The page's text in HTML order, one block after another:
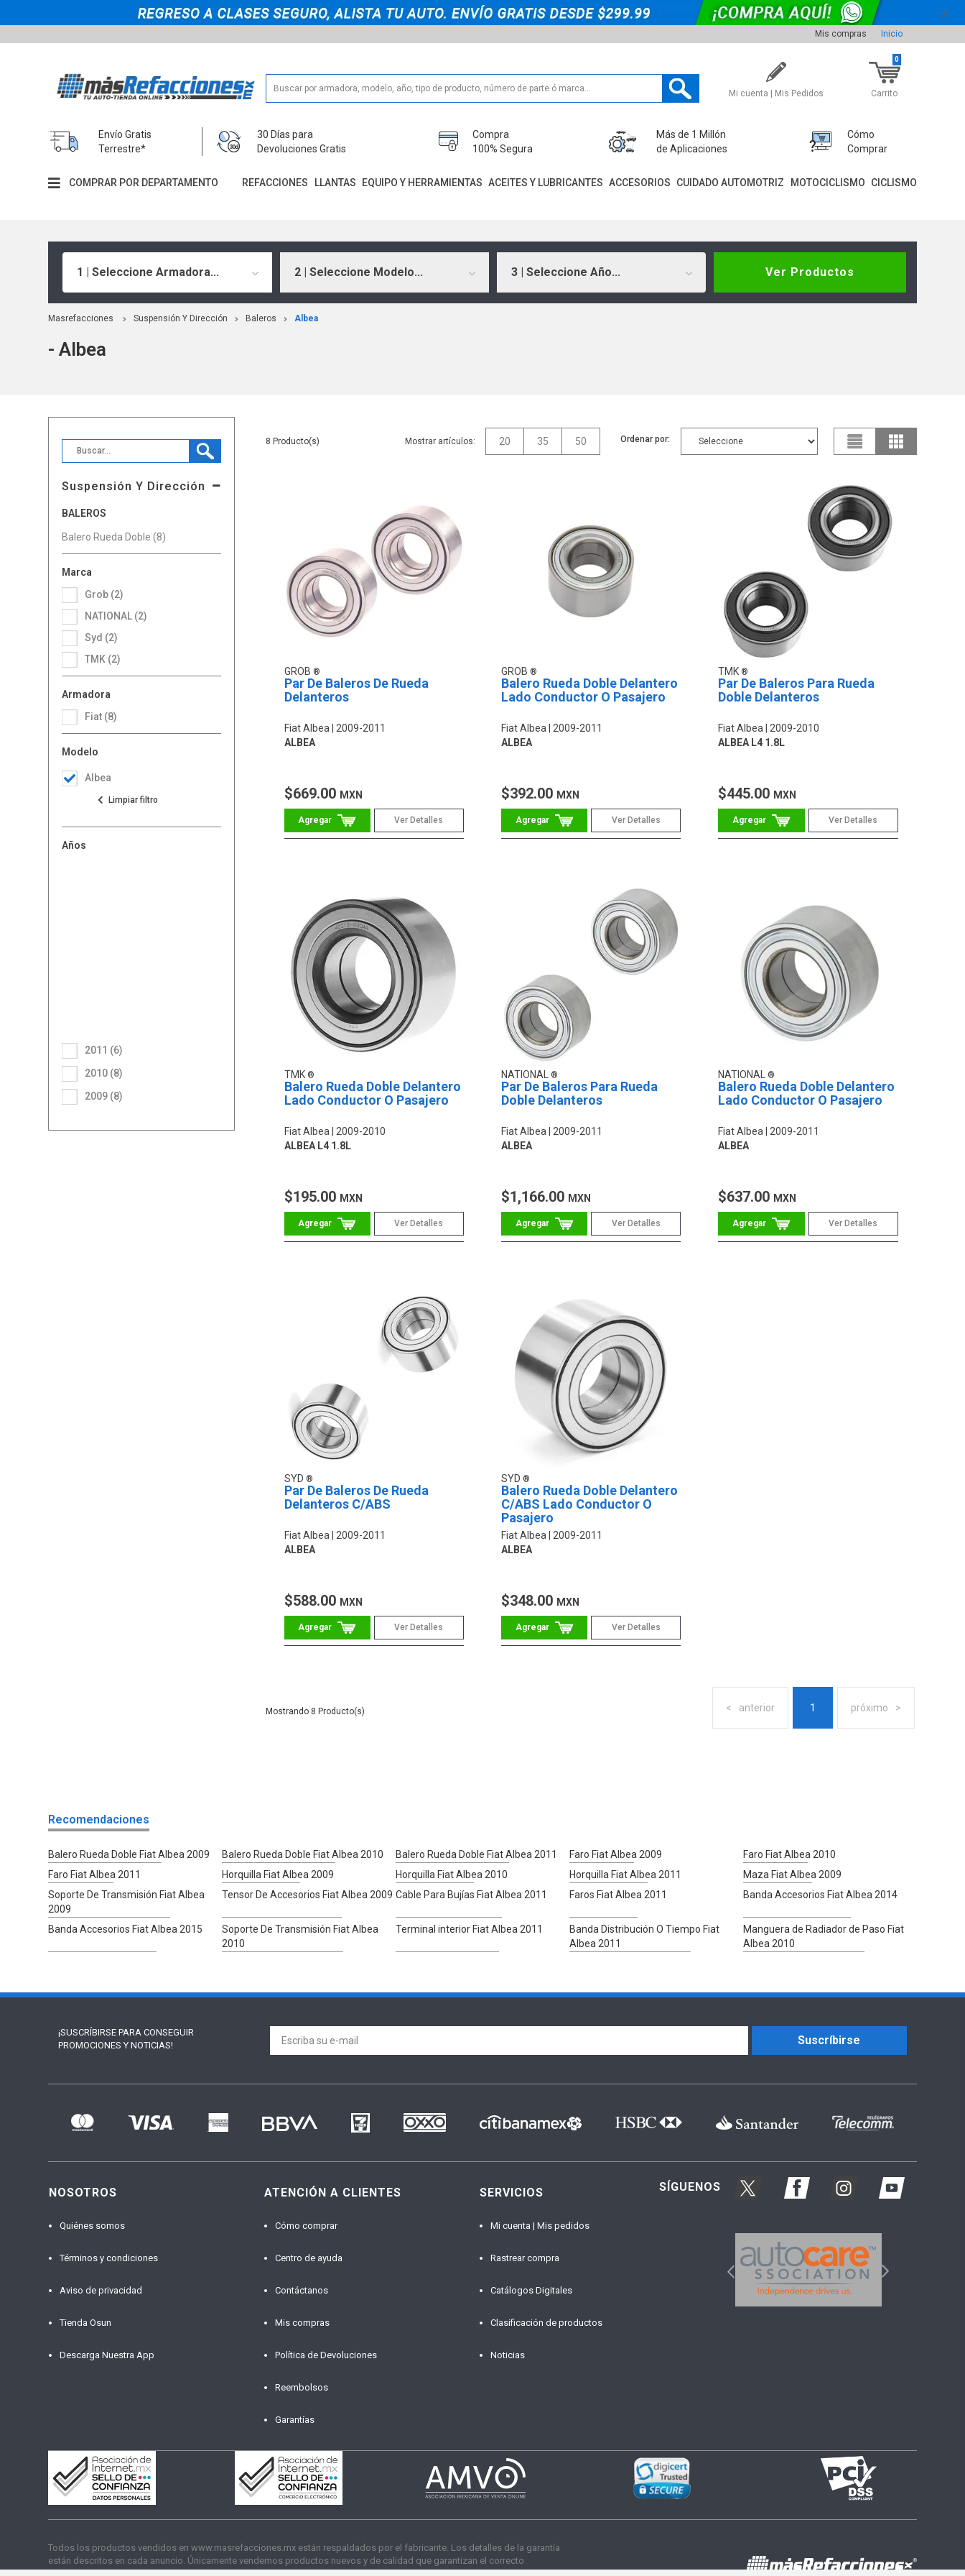
Mis compras Inicio
Mi cuenta | Mis Pedidos Carrito
0
Envío Gratis
Terrestre*
30 Días para
Devoluciones Gratis
Compra
100% Segura
Más de 1 Millón
de Aplicaciones
Cómo
Comprar
COMPRAR POR DEPARTAMENTO REFACCIONES LLANTAS EQUIPO Y HERRAMIENTAS ACEITES Y LUBRICANTES ACCESORIOS CUIDADO AUTOMOTRIZ MOTOCICLISMO CICLISMO
1 | Seleccione Armadora... 2 | Seleccione Modelo... 3 | Seleccione Año... Ver Productos
Masrefacciones Suspensión Y Dirección Baleros Albea
- Albea
Suspensión Y Dirección
BALEROS
Balero Rueda Doble (8)
Marca
Grob (2)
NATIONAL (2)
Syd (2)
TMK (2)
Armadora
Fiat (8)
Modelo
Albea
Años
2009 (8)
2010 (8)
2011 (6)
8 Mostrar artículos: 20 35 50 Ordenar por:
GROB
Par De Baleros De Rueda
Delanteros
Fiat Albea
2009-2011
ALBEA
$669.00 MXN
Ver Detalles
GROB
Balero Rueda Doble Delantero
Lado Conductor O Pasajero
Fiat Albea
2009-2011
ALBEA
$392.00 MXN
Ver Detalles
TMK
Par De Baleros Para Rueda
Doble Delanteros
Fiat Albea
2009-2010
ALBEA L4 1.8L
$445.00 MXN
Ver Detalles
TMK
Balero Rueda Doble Delantero
Lado Conductor O Pasajero
Fiat Albea 2009-2010
ALBEA L4 1.8L
$195.00 MXN
Ver Detalles
NATIONAL
Par De Baleros Para Rueda
Doble Delanteros
Fiat Albea 2009-2011
ALBEA
$1,166.00 MXN
Ver Detalles
NATIONAL
Balero Rueda Doble Delantero
Lado Conductor O Pasajero
Fiat Albea 2009-2011
ALBEA
$637.00 MXN
Ver Detalles
SYD
Par De Baleros De Rueda
Delanteros C/ABS
Fiat Albea
2009-2011
ALBEA
$588.00 MXN
Ver Detalles
SYD
Balero Rueda Doble Delantero
C/ABS Lado Conductor O
Pasajero
Fiat Albea
2009-2011
ALBEA
$348.00 MXN
Ver Detalles
anterior 1 próximo
8
Recomendaciones
Balero Rueda Doble Fiat Albea 2009 Balero Rueda Doble Fiat Albea 2010 Balero Rueda Doble Fiat Albea 2011 Faro Fiat Albea 2009
Faro Fiat Albea 2010
Faro Fiat Albea 2011
Horquilla Fiat Albea 2009 Horquilla Fiat Albea 2010 Horquilla Fiat Albea 2011
Maza Fiat Albea 2009
Soporte De Transmisión Fiat Albea
2009
Tensor De Accesorios Fiat Albea 2009 Cable Para Bujías Fiat Albea 2011 Faros Fiat Albea 2011 Banda Accesorios Fiat Albea 2014
Banda Accesorios Fiat Albea 2015
Soporte De Transmisión Fiat Albea
2010
Terminal interior Fiat Albea 2011
Banda Distribución O Tiempo Fiat
Albea 2011
Manguera de Radiador de Paso Fiat
Albea 2010
¡SUSCRÍBIRSE PARA CONSEGUIR
PROMOCIONES Y NOTICIAS!
Suscríbirse
NOSOTROS
Quiénes somos
Términos y condiciones
Aviso de privacidad
Tienda Osun
Descarga Nuestra App
ATENCIÓN A CLIENTES
Cómo comprar
Centro de ayuda
Contáctanos
Mis compras
Política de Devoluciones
Reembolsos
Garantías
SERVICIOS
Mi cuenta | Mis pedidos
Rastrear compra
Catálogos Digitales
Clasificación de productos
Noticias
SÍGUENOS
Todos los productos vendidos en www.masrefacciones.mx están respaldados por el fabricante. Los detalles de la garantía
están descritos en cada anuncio. Únicamente vendemos productos nuevos y de calidad que garantizan el correcto